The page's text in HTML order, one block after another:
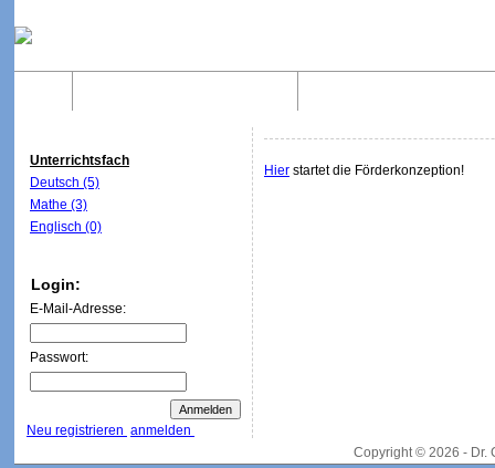
Unterrichtsfach
Deutsch (5)
Mathe (3)
Englisch (0)
Login:
E-Mail-Adresse:
Passwort:
Neu registrieren anmelden
Hier startet die Förderkonzeption!
Copyright © 2026 - Dr.